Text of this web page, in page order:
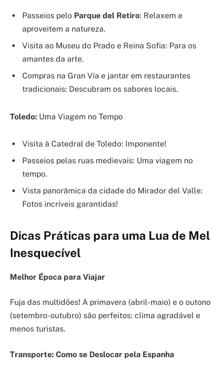
Passeios pelo Parque del Retiro: Relaxem e
aproveitem a natureza.
Visita ao Museu do Prado e Reina Sofia: Para os
amantes da arte.
Compras na Gran Vía e jantar em restaurantes
tradicionais: Descubram os sabores locais.
Toledo: Uma Viagem no Tempo
Visita à Catedral de Toledo: Imponente!
Passeios pelas ruas medievais: Uma viagem no
tempo.
Vista panorâmica da cidade do Mirador del Valle:
Fotos incríveis garantidas!
Dicas Práticas para uma Lua de Mel
Inesquecível
Melhor Época para Viajar
Fuja das multidões! A primavera (abril-maio) e o outono
(setembro-outubro) são perfeitos: clima agradável e
menos turistas.
Transporte: Como se Deslocar pela Espanha